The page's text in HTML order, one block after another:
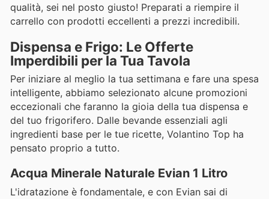
qualità, sei nel posto giusto! Preparati a riempire il
carrello con prodotti eccellenti a prezzi incredibili.
Dispensa e Frigo: Le Offerte
Imperdibili per la Tua Tavola
Per iniziare al meglio la tua settimana e fare una spesa
intelligente, abbiamo selezionato alcune promozioni
eccezionali che faranno la gioia della tua dispensa e
del tuo frigorifero. Dalle bevande essenziali agli
ingredienti base per le tue ricette, Volantino Top ha
pensato proprio a tutto.
Acqua Minerale Naturale Evian 1 Litro
L'idratazione è fondamentale, e con Evian sai di